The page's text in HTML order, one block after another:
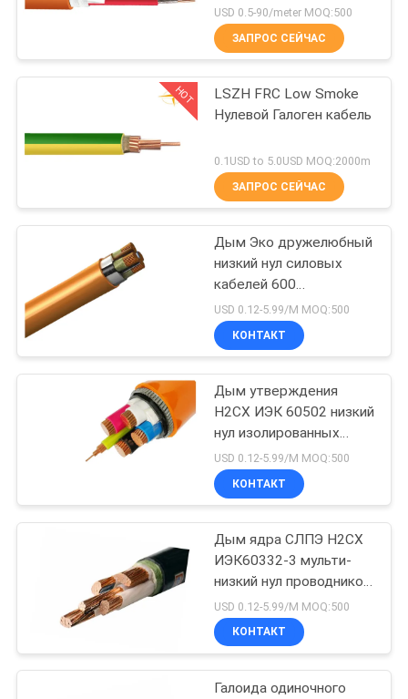
КОНТАКТНЫЕ
BLOG
ОТПРАВИТЬ
ЗАПРОС
NEWS
КАРТА
ПОЛИТИКА
КОНФИДЕНЦИАЛЬНОСТИ
Электрический
кабель провод
197
Низкое
дымовыделение
отсутствие
галогенов кабель
140
Огнестойкий
108
Неизолированный
провод
USD 0.5-90/meter MOQ:500
ЗАПРОС СЕЙЧАС
HOT
LSZH FRC Low Smoke
Нулевой Галоген кабель
0.1USD to 5.0USD MOQ:2000m
ЗАПРОС СЕЙЧАС
Дым Эко дружелюбный
низкий нул силовых
кабелей 600
галоида/1000в
расклассифицировал
напряжение тока
USD 0.12-5.99/M MOQ:500
КОНТАКТ
Дым утверждения
Н2СХ ИЭК 60502 низкий
нул изолированных
ядров СЛПЭ силового
кабеля 4 галоида
USD 0.12-5.99/M MOQ:500
КОНТАКТ
Дым ядра СЛПЭ Н2СХ
ИЭК60332-3 мульти-
низкий нул проводников
меди кабеля галоида
USD 0.12-5.99/M MOQ:500
КОНТАКТ
Галоида одиночного